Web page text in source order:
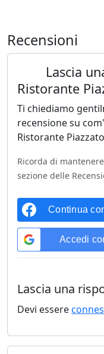
Recensioni
Lascia
Ristorante
Ti chiediamo
recensione su
Ristorante
Ricorda di
sezione delle
Continua
Accedi
Lascia una
Devi essere